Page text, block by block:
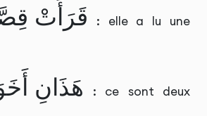
قَرَأَتْ : elle a lu une
هَذَانِ : ce sont deux